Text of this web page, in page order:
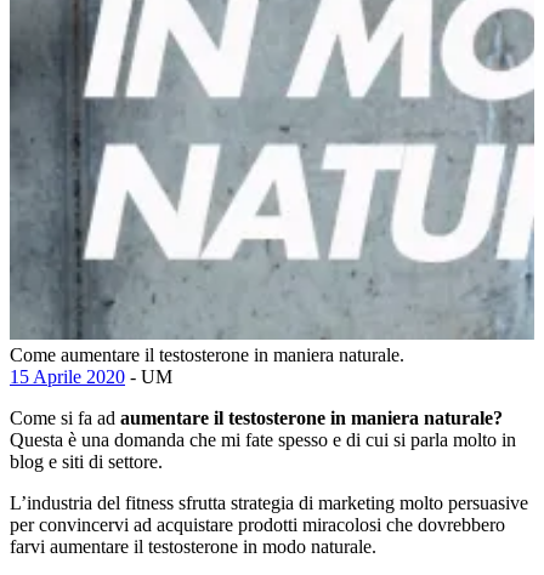
Come aumentare il testosterone in maniera naturale.
15 Aprile 2020 - UM
Come si fa ad aumentare il testosterone in maniera naturale?
Questa è una domanda che mi fate spesso e di cui si parla molto in
blog e siti di settore.
L’industria del fitness sfrutta strategia di marketing molto persuasive
per convincervi ad acquistare prodotti miracolosi che dovrebbero
farvi aumentare il testosterone in modo naturale.